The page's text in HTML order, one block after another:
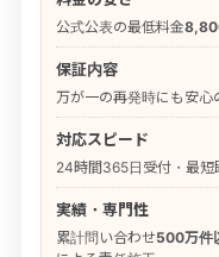
公式公表の最低料金
保証内容
万が一の再発時にも安心
対応スピード
24時間365日受付・最短
実績・専門性
累計問い合わせ500万件